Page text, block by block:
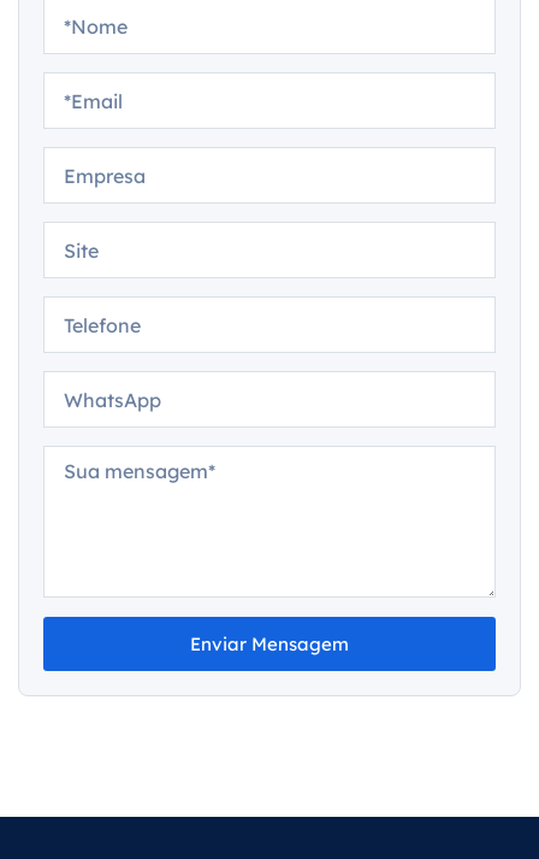
Enviar Mensagem